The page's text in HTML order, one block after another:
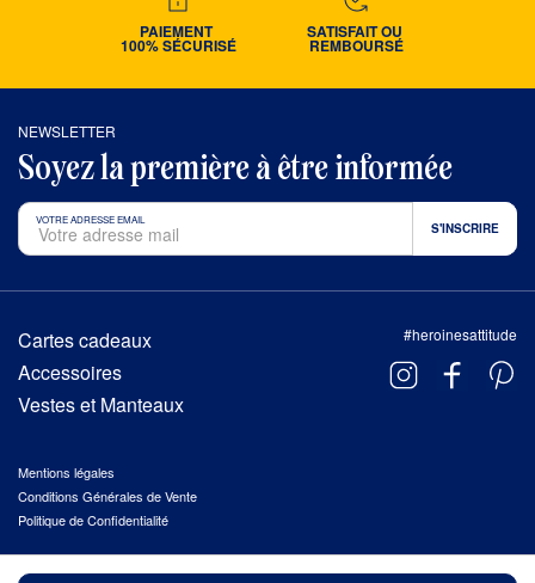
PAIEMENT
100% SÉCURISÉ
SATISFAIT OU
REMBOURSÉ
NEWSLETTER
Soyez la première à être informée
VOTRE ADRESSE EMAIL
Cartes cadeaux
Accessoires
Vestes et Manteaux
#heroinesattitude
Mentions légales
Conditions Générales de Vente
Politique de Confidentialité